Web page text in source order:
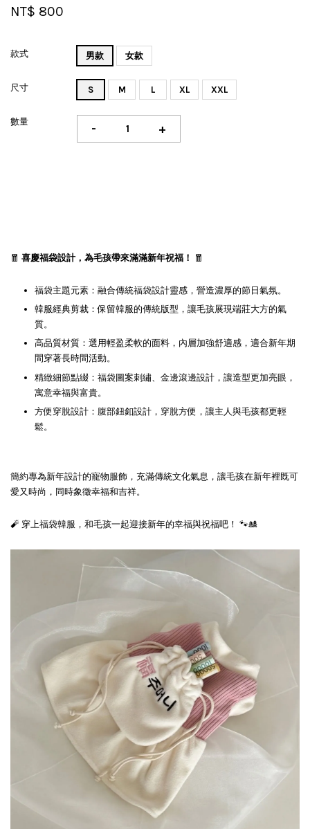
NT$ 800
款式 男款 女款
尺寸 S M L XL XXL
數量 - +
🧧 喜慶福袋設計，為毛孩帶來滿滿新年祝福！ 🧧
福袋主題元素：融合傳統福袋設計靈感，營造濃厚的節日氣氛。
韓服經典剪裁：保留韓服的傳統版型，讓毛孩展現端莊大方的氣
質。
高品質材質：選用輕盈柔軟的面料，內層加強舒適感，適合新年期
間穿著長時間活動。
精緻細節點綴：福袋圖案刺繡、金邊滾邊設計，讓造型更加亮眼，
寓意幸福與富貴。
方便穿脫設計：腹部鈕釦設計，穿脫方便，讓主人與毛孩都更輕
鬆。
簡約專為新年設計的寵物服飾，充滿傳統文化氣息，讓毛孩在新年裡既可
愛又時尚，同時象徵幸福和吉祥。
🧨 穿上福袋韓服，和毛孩一起迎接新年的幸福與祝福吧！ 🐾🎎